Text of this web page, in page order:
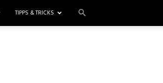
TIPPS & TRICKS